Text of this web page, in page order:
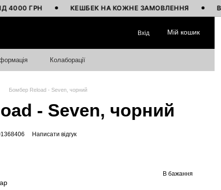
ГРН КЕШБЕК НА КОЖНЕ ЗАМОВЛЕННЯ
Вхід Мій кошик
Колаборації
Бомбер Reload - Seven, чорний
- Seven, чорний
Написати відгук
В бажання